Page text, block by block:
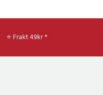
⭐ Frakt 49kr *